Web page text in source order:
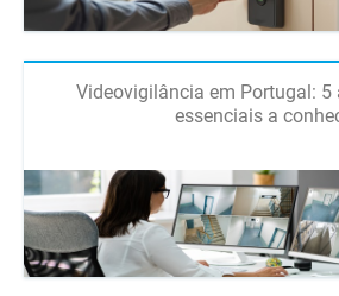
Videovigilância em Portugal: 5
essenciais a